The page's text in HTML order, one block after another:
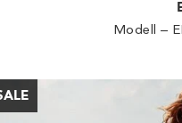
Modell –